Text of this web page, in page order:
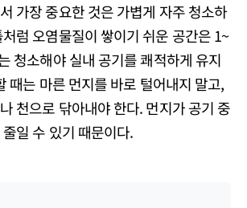
가장 중요한 것은 가볍게 자주 청소하
럼 오염물질이 쌓이기 쉬운 공간은 1~
청소해야 실내 공기를 쾌적하게 유지
때는 마른 먼지를 바로 털어내지 말고,
천으로 닦아내야 한다. 먼지가 공기 중
일 수 있기 때문이다.